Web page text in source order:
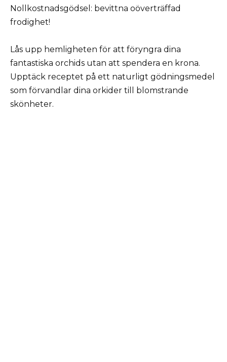
Nollkostnadsgödsel: bevittna oöverträffad
frodighet!
Lås upp hemligheten för att föryngra dina
fantastiska orchids utan att spendera en krona.
Upptäck receptet på ett naturligt gödningsmedel
som förvandlar dina orkider till blomstrande
skönheter.